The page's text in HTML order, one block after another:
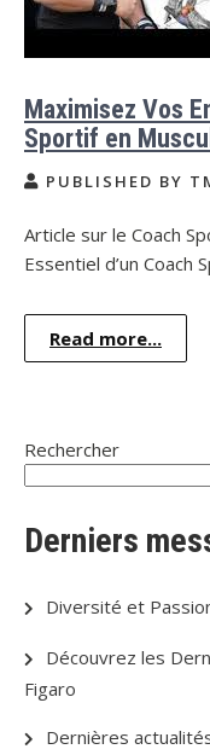
Maximisez Vos
Sportif en
PUBLISHED BY
Article sur le Coach
Essentiel d’un Coach
Read more...
Rechercher
Derniers
Diversité et
Découvrez les
Figaro
Dernières